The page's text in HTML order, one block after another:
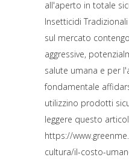
all'aperto in totale
Insetticidi
sul mercato
aggressive,
salute umana e per
fondamentale
utilizzino prodotti
leggere questo
https://
cultura/il-costo-